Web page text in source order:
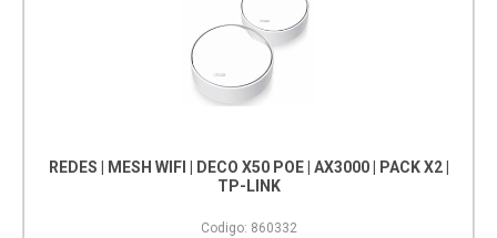
REDES | MESH WIFI | DECO X50 POE | AX3000 | PACK X2 |
TP-LINK
Codigo: 860332